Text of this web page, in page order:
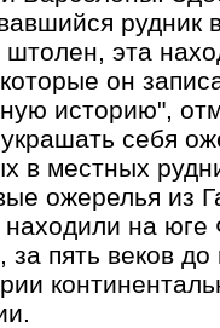
рудник
штолен, эта
он
историю",
себя
в местных
ожерелья из
на
за пять веков